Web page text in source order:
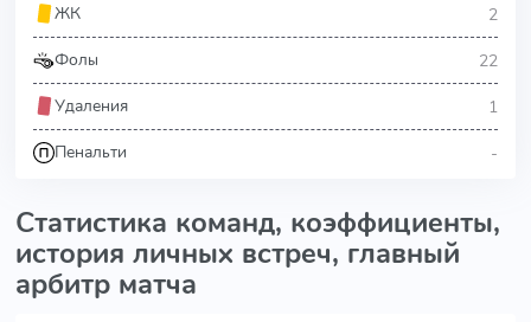
ЖК
2
Фолы 22
Удаления 1
Пенальти -
Статистика команд, коэффициенты,
история личных встреч, главный
арбитр матча